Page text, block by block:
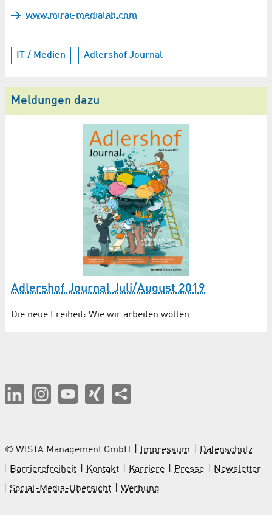
www.mirai-medialab.com
IT / Medien Adlershof Journal
Meldungen dazu
Adlershof Journal Juli/August 2019
Die neue Freiheit: Wie wir arbeiten wollen
© WISTA Management GmbH Impressum
Datenschutz
Barrierefreiheit
Kontakt Karriere Presse
Newsletter
Social-Media-Übersicht
Werbung